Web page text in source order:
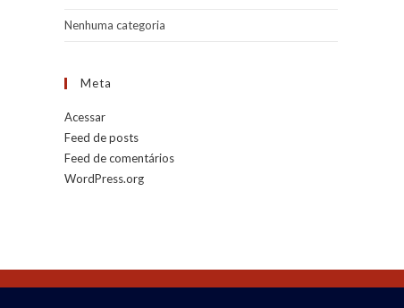
Nenhuma categoria
Meta
Acessar
Feed de posts
Feed de comentários
WordPress.org